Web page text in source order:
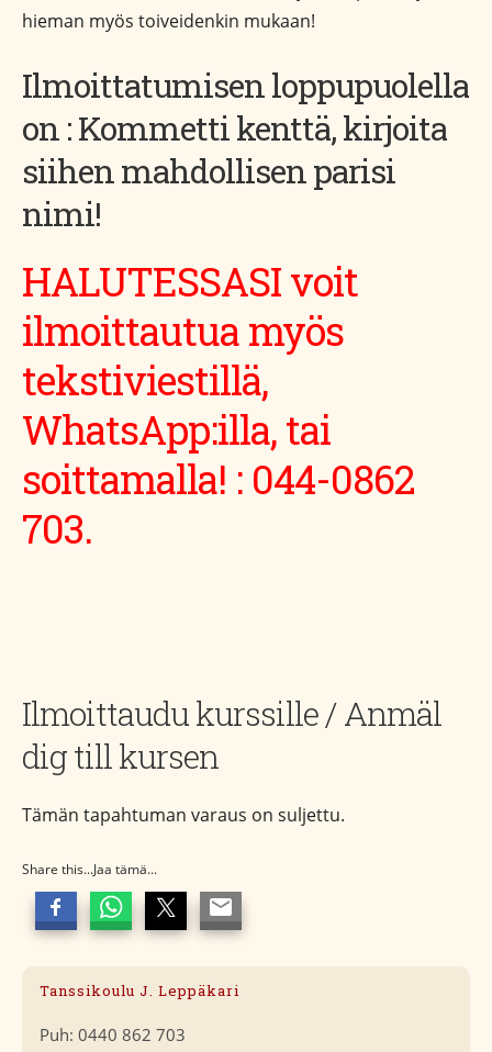
hieman myös toiveidenkin mukaan!
Ilmoittatumisen loppupuolella
on : Kommetti kenttä, kirjoita
siihen mahdollisen parisi
nimi!
HALUTESSASI voit
ilmoittautua myös
tekstiviestillä,
WhatsApp:illa, tai
soittamalla! : 044-0862
703.
Ilmoittaudu kurssille / Anmäl
dig till kursen
Tämän tapahtuman varaus on suljettu.
Share this...Jaa tämä...
Tanssikoulu J. Leppäkari
Puh: 0440 862 703